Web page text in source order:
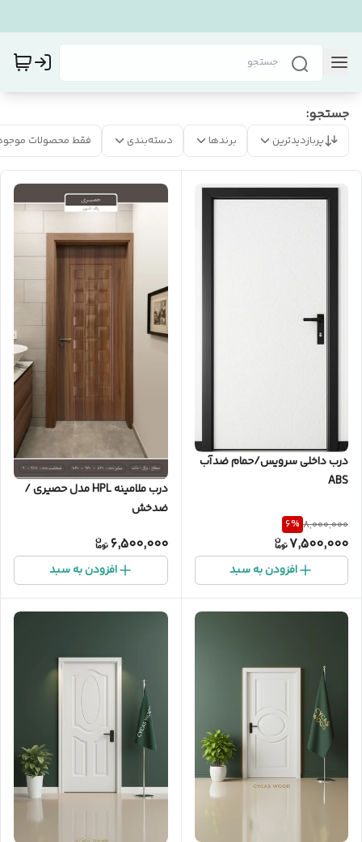
جستجو:
پربازدیدترین برندها دسته‌بندی فقط محصولات
درب داخلی سرویس/حمام ضدآب
ABS
8,000,000
6%
7,500,000
افزودن به سبد
درب ملامینه HPL مدل حصیری /
ضدخش
6,500,000
افزودن به سبد